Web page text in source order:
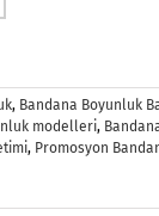
, Bandana Boyunluk
modelleri,
, Promosyon